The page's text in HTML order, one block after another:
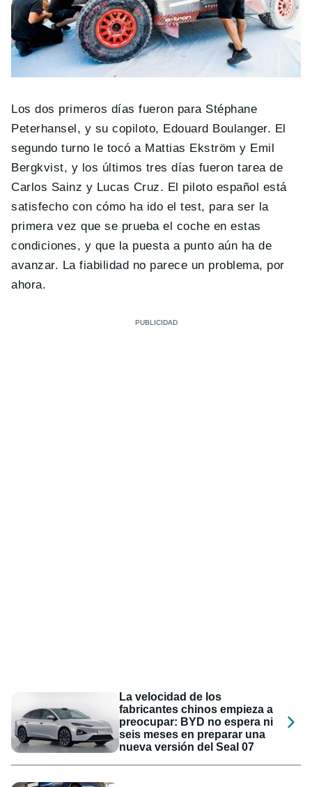
Los dos primeros días fueron para Stéphane
Peterhansel, y su copiloto, Edouard Boulanger. El
segundo turno le tocó a Mattias Ekström y Emil
Bergkvist, y los últimos tres días fueron tarea de
Carlos Sainz y Lucas Cruz. El piloto español está
satisfecho con cómo ha ido el test, para ser la
primera vez que se prueba el coche en estas
condiciones, y que la puesta a punto aún ha de
avanzar. La fiabilidad no parece un problema, por
ahora.
La velocidad de los
fabricantes chinos empieza a
preocupar: BYD no espera ni
seis meses en preparar una
nueva versión del Seal 07